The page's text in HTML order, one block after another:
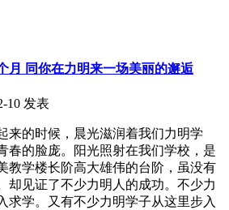
月 同你在力明来一场美丽的邂逅
10 发表
来的时候，晨光滋润着我们力明学
春的脸庞。阳光照射在我们学校，是
教学楼长阶高大雄伟的台阶，虽没有
却见证了不少力明人的成功。不少力
求学。又有不少力明学子从这里步入